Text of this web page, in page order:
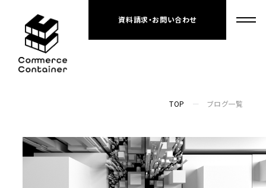
資料請求・お問い合わせ
TOP ブログ一覧